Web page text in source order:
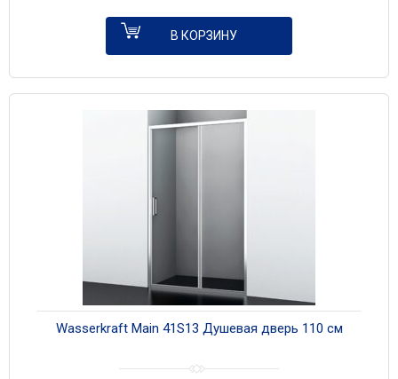
В КОРЗИНУ
Wasserkraft Main 41S13 Душевая дверь 110 см